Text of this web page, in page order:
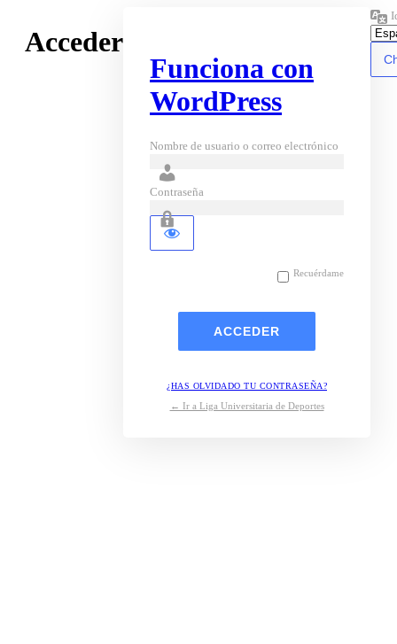
Acceder
Funciona con
WordPress
Nombre de usuario o correo electrónico
Contraseña
Recuérdame
¿HAS OLVIDADO TU CONTRASEÑA?
← Ir a Liga Universitaria de Deportes